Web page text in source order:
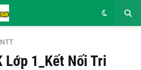
Lớp 1_Kết Nối Tri